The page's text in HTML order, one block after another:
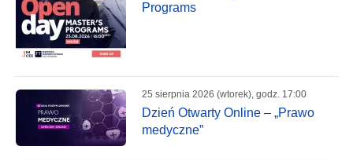
Programs
25 sierpnia 2026 (wtorek), godz. 17:00
Dzień Otwarty Online – „Prawo
medyczne”